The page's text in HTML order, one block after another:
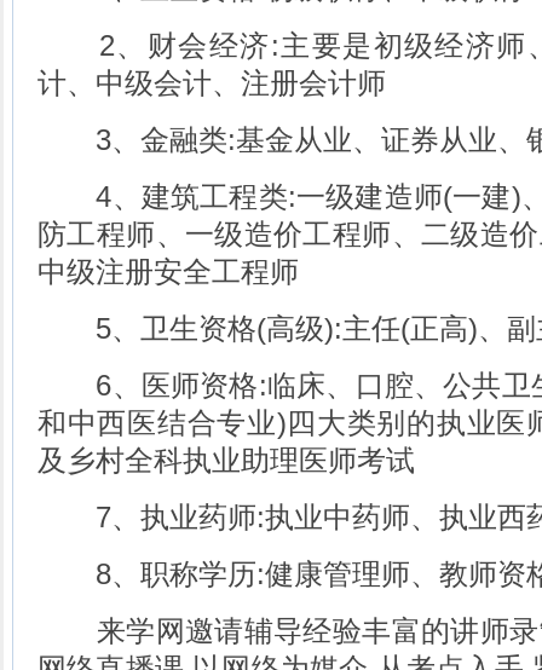
2、财会经济:主要是初级经济师
计、中级会计、注册会计师
3、金融类:基金从业、证券从业、
4、建筑工程类:一级建造师(一建)
防工程师、一级造价工程师、二级造
中级注册安全工程师
5、卫生资格(高级):主任(正高)、副
6、医师资格:临床、口腔、公共卫
和中西医结合专业)四大类别的执业医
及乡村全科执业助理医师考试
7、执业药师:执业中药师、执业西
8、职称学历:健康管理师、教师资
来学网邀请辅导经验丰富的讲师录